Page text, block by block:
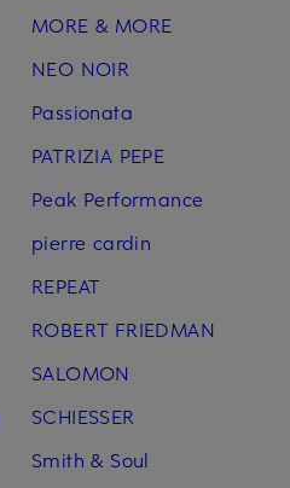
MORE & MORE
NEO NOIR
Passionata
PATRIZIA PEPE
Peak Performance
pierre cardin
REPEAT
ROBERT FRIEDMAN
SALOMON
SCHIESSER
Smith & Soul